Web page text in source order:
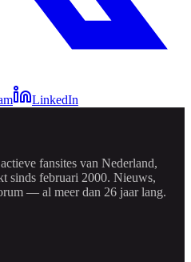
LinkedIn
fansites van Nederland,
sinds februari 2000. Nieuws,
— al meer dan 26 jaar lang.